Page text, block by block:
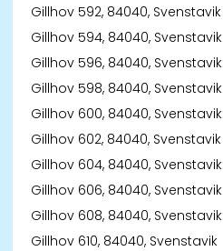
Gillhov 592, 84040, Svenstavik
Gillhov 594, 84040, Svenstavik
Gillhov 596, 84040, Svenstavik
Gillhov 598, 84040, Svenstavik
Gillhov 600, 84040, Svenstavik
Gillhov 602, 84040, Svenstavik
Gillhov 604, 84040, Svenstavik
Gillhov 606, 84040, Svenstavik
Gillhov 608, 84040, Svenstavik
Gillhov 610, 84040, Svenstavik